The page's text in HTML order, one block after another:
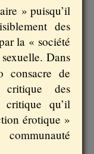
» puisqu’il
des
la « société
Dans
consacre de
des
critique qu’il
érotique »